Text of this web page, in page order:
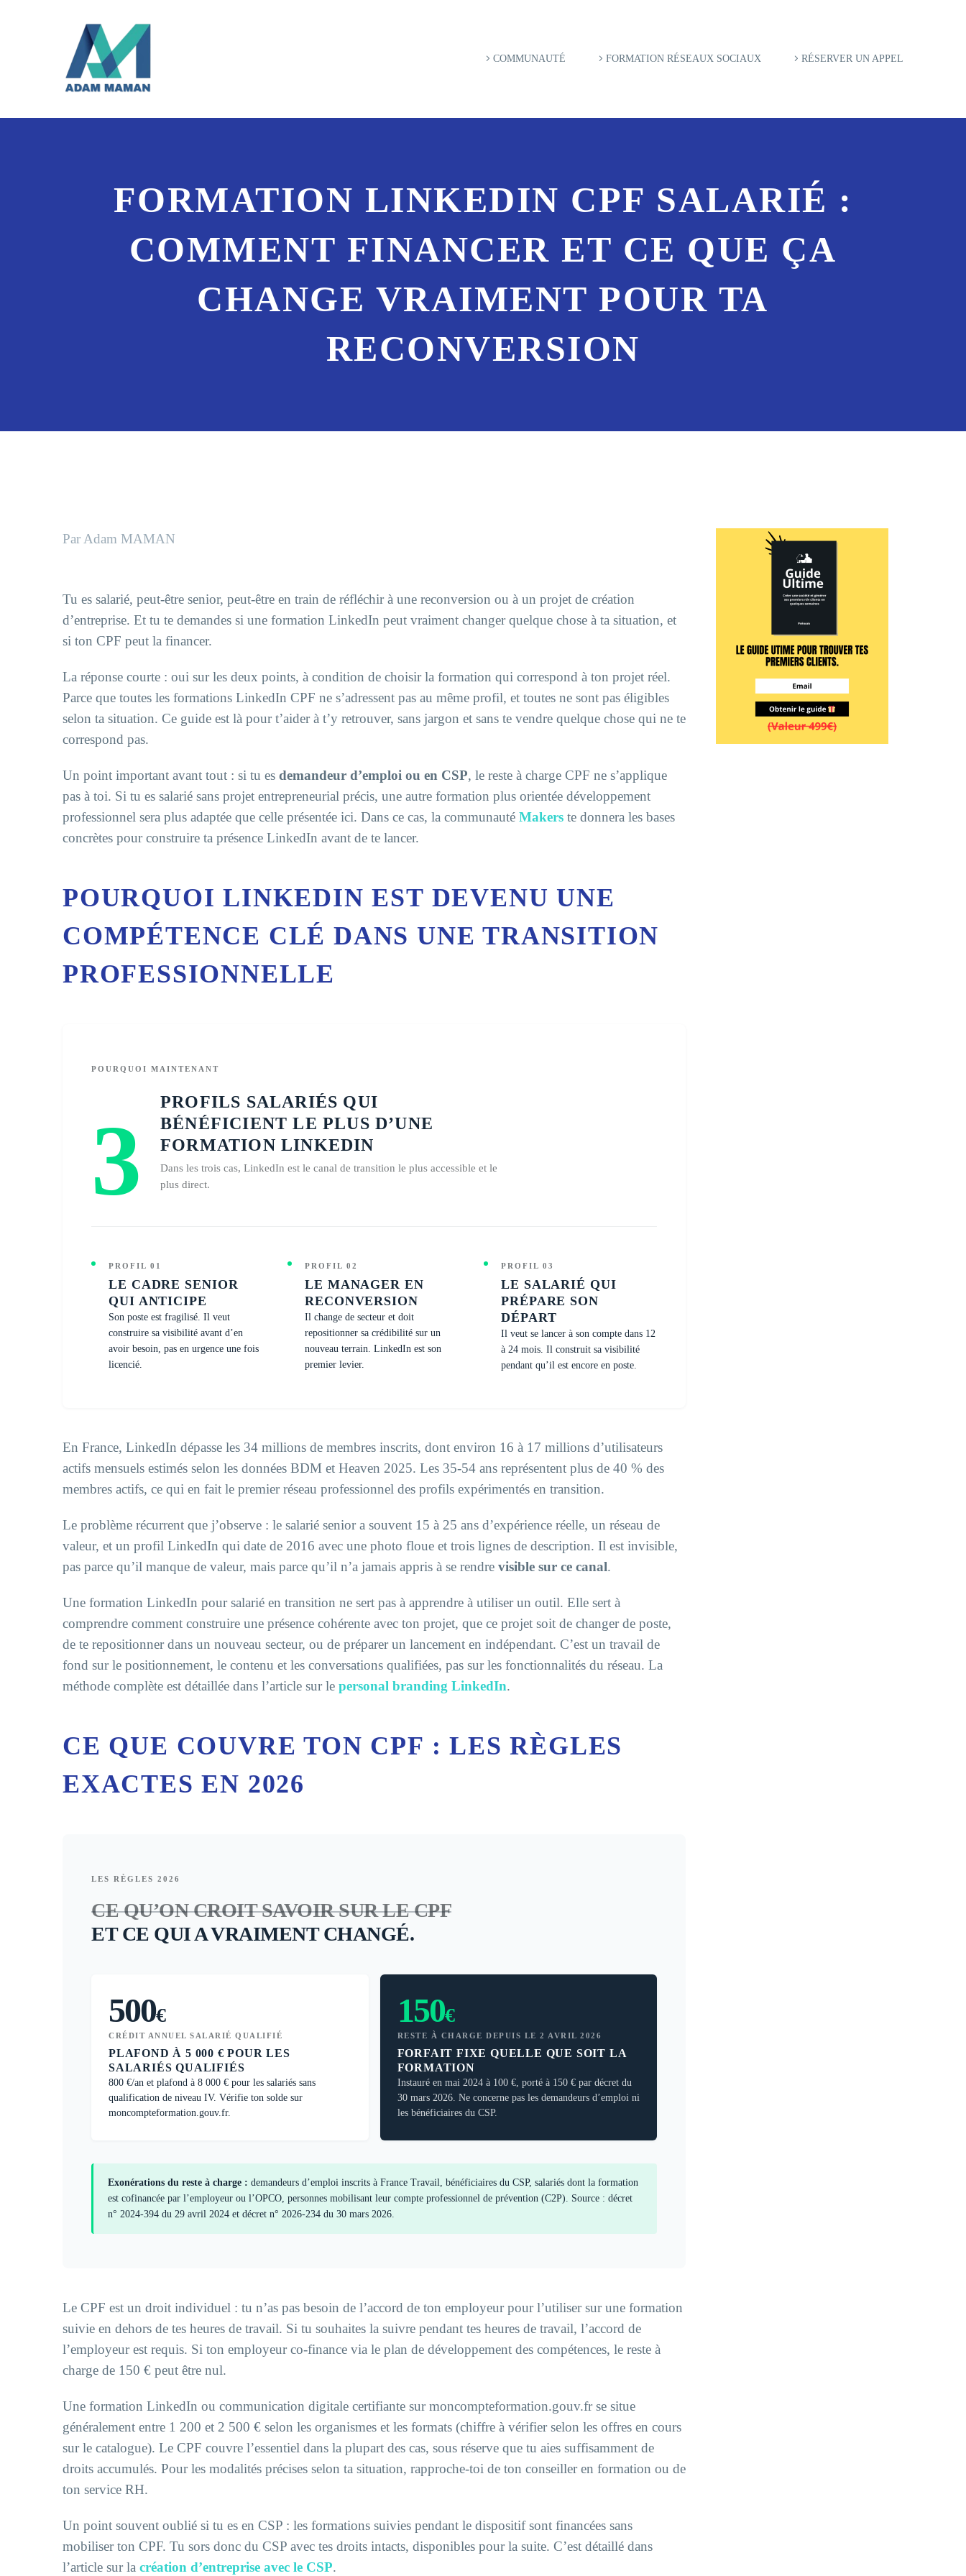
COMMUNAUTÉ FORMATION RÉSEAUX SOCIAUX RÉSERVER UN APPEL
FORMATION LINKEDIN CPF SALARIÉ :
COMMENT FINANCER ET CE QUE ÇA
CHANGE VRAIMENT POUR TA
RECONVERSION
Par Adam MAMAN
Tu es salarié, peut-être senior, peut-être en train de réfléchir à une reconversion ou à un projet de création
d’entreprise. Et tu te demandes si une formation LinkedIn peut vraiment changer quelque chose à ta situation, et
si ton CPF peut la financer.
La réponse courte : oui sur les deux points, à condition de choisir la formation qui correspond à ton projet réel.
Parce que toutes les formations LinkedIn CPF ne s’adressent pas au même profil, et toutes ne sont pas éligibles
selon ta situation. Ce guide est là pour t’aider à t’y retrouver, sans jargon et sans te vendre quelque chose qui ne te
correspond pas.
Un point important avant tout : si tu es demandeur d’emploi ou en CSP, le reste à charge CPF ne s’applique
pas à toi. Si tu es salarié sans projet entrepreneurial précis, une autre formation plus orientée développement
professionnel sera plus adaptée que celle présentée ici. Dans ce cas, la communauté Makers te donnera les bases
concrètes pour construire ta présence LinkedIn avant de te lancer.
POURQUOI LINKEDIN EST DEVENU UNE
COMPÉTENCE CLÉ DANS UNE TRANSITION
PROFESSIONNELLE
POURQUOI MAINTENANT
3
PROFILS SALARIÉS QUI
BÉNÉFICIENT LE PLUS D’UNE
FORMATION LINKEDIN
Dans les trois cas, LinkedIn est le canal de transition le plus accessible et le
plus direct.
PROFIL 01
LE CADRE SENIOR
QUI ANTICIPE
Son poste est fragilisé. Il veut
construire sa visibilité avant d’en
avoir besoin, pas en urgence une fois
licencié.
PROFIL 02
LE MANAGER EN
RECONVERSION
Il change de secteur et doit
repositionner sa crédibilité sur un
nouveau terrain. LinkedIn est son
premier levier.
PROFIL 03
LE SALARIÉ QUI
PRÉPARE SON
DÉPART
Il veut se lancer à son compte dans 12
à 24 mois. Il construit sa visibilité
pendant qu’il est encore en poste.
En France, LinkedIn dépasse les 34 millions de membres inscrits, dont environ 16 à 17 millions d’utilisateurs
actifs mensuels estimés selon les données BDM et Heaven 2025. Les 35-54 ans représentent plus de 40 % des
membres actifs, ce qui en fait le premier réseau professionnel des profils expérimentés en transition.
Le problème récurrent que j’observe : le salarié senior a souvent 15 à 25 ans d’expérience réelle, un réseau de
valeur, et un profil LinkedIn qui date de 2016 avec une photo floue et trois lignes de description. Il est invisible,
pas parce qu’il manque de valeur, mais parce qu’il n’a jamais appris à se rendre visible sur ce canal.
Une formation LinkedIn pour salarié en transition ne sert pas à apprendre à utiliser un outil. Elle sert à
comprendre comment construire une présence cohérente avec ton projet, que ce projet soit de changer de poste,
de te repositionner dans un nouveau secteur, ou de préparer un lancement en indépendant. C’est un travail de
fond sur le positionnement, le contenu et les conversations qualifiées, pas sur les fonctionnalités du réseau. La
méthode complète est détaillée dans l’article sur le personal branding LinkedIn.
CE QUE COUVRE TON CPF : LES RÈGLES
EXACTES EN 2026
LES RÈGLES 2026
CE QU’ON CROIT SAVOIR SUR LE CPF
ETCE QUI A VRAIMENT CHANGÉ.
500€
CRÉDIT ANNUEL SALARIÉ QUALIFIÉ
PLAFOND À 5 000 € POUR LES
SALARIÉS QUALIFIÉS
800 €/an et plafond à 8 000 € pour les salariés sans
qualification de niveau IV. Vérifie ton solde sur
moncompteformation.gouv.fr.
150€
RESTE À CHARGE DEPUIS LE 2 AVRIL 2026
FORFAIT FIXE QUELLE QUE SOIT LA
FORMATION
Instauré en mai 2024 à 100 €, porté à 150 € par décret du
30 mars 2026. Ne concerne pas les demandeurs d’emploi ni
les bénéficiaires du CSP.
Exonérations du reste à charge : demandeurs d’emploi inscrits à France Travail, bénéficiaires du CSP, salariés dont la formation
est cofinancée par l’employeur ou l’OPCO, personnes mobilisant leur compte professionnel de prévention (C2P). Source : décret
n° 2024-394 du 29 avril 2024 et décret n° 2026-234 du 30 mars 2026.
Le CPF est un droit individuel : tu n’as pas besoin de l’accord de ton employeur pour l’utiliser sur une formation
suivie en dehors de tes heures de travail. Si tu souhaites la suivre pendant tes heures de travail, l’accord de
l’employeur est requis. Si ton employeur co-finance via le plan de développement des compétences, le reste à
charge de 150 € peut être nul.
Une formation LinkedIn ou communication digitale certifiante sur moncompteformation.gouv.fr se situe
généralement entre 1 200 et 2 500 € selon les organismes et les formats (chiffre à vérifier selon les offres en cours
sur le catalogue). Le CPF couvre l’essentiel dans la plupart des cas, sous réserve que tu aies suffisamment de
droits accumulés. Pour les modalités précises selon ta situation, rapproche-toi de ton conseiller en formation ou de
ton service RH.
Un point souvent oublié si tu es en CSP : les formations suivies pendant le dispositif sont financées sans
mobiliser ton CPF. Tu sors donc du CSP avec tes droits intacts, disponibles pour la suite. C’est détaillé dans
l’article sur la création d’entreprise avec le CSP.